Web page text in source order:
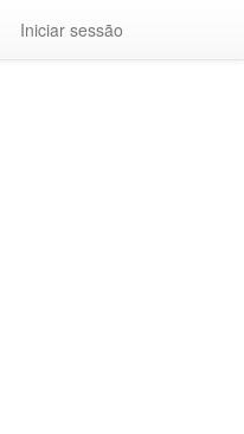
Iniciar sessão